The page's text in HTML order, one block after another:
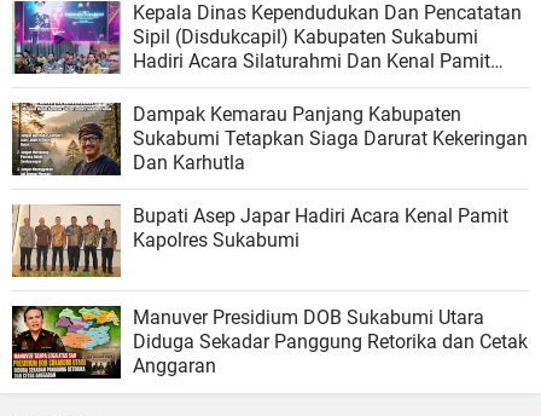
Kepala Dinas Kependudukan Dan Pencatatan
Sipil (Disdukcapil) Kabupaten Sukabumi
Hadiri Acara Silaturahmi Dan Kenal Pamit
Kapolres Sukabumi
Dampak Kemarau Panjang Kabupaten
Sukabumi Tetapkan Siaga Darurat Kekeringan
Dan Karhutla
Bupati Asep Japar Hadiri Acara Kenal Pamit
Kapolres Sukabumi
Manuver Presidium DOB Sukabumi Utara
Diduga Sekadar Panggung Retorika dan Cetak
Anggaran